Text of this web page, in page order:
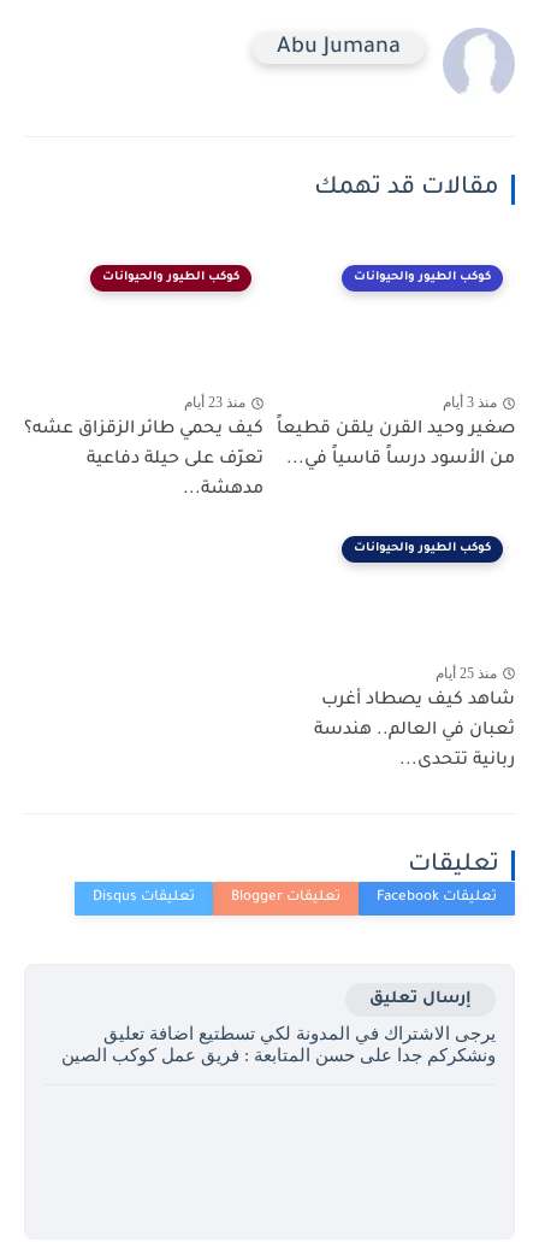
Abu Jumana
مقالات قد تهمك
كوكب الطيور والحيوانات
منذ 3 أيام
صغير وحيد القرن يلقن قطيعاً
من الأسود درساً قاسياً في...
كوكب الطيور والحيوانات
منذ 23 أيام
كيف يحمي طائر الزقزاق عشه؟
تعرّف على حيلة دفاعية
مدهشة...
كوكب الطيور والحيوانات
منذ 25 أيام
شاهد كيف يصطاد أغرب
ثعبان في العالم.. هندسة
ربانية تتحدى...
تعليقات
إرسال تعليق
يرجى الاشتراك في المدونة لكي تسطتيع اضافة تعليق
ونشكركم جدا على حسن المتابعة : فريق عمل كوكب الصين